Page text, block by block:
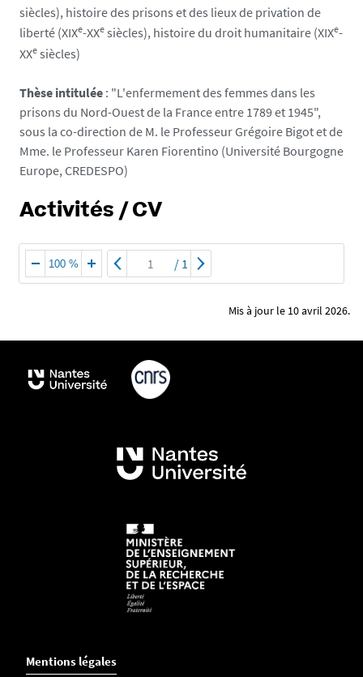
siècles), histoire des prisons et des lieux de privation de
liberté (XIXe-XXe siècles), histoire du droit humanitaire (XIXe-
XXe siècles)
Thèse intitulée : "L'enfermement des femmes dans les
prisons du Nord-Ouest de la France entre 1789 et 1945",
sous la co-direction de M. le Professeur Grégoire Bigot et de
Mme. le Professeur Karen Fiorentino (Université Bourgogne
Europe, CREDESPO)
Activités / CV
100 % / 1
Mis à jour le 10 avril 2026.
Mentions légales